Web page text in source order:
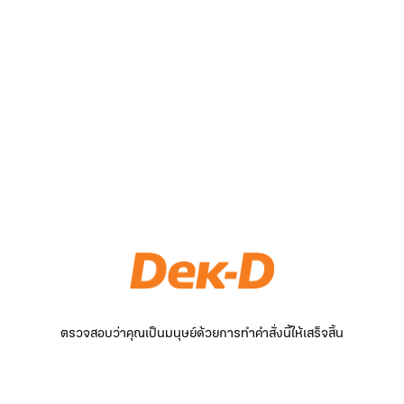
ตรวจสอบว่าคุณเป็นมนุษย์ด้วยการทำคำสั่งนี้ให้เสร็จสิ้น